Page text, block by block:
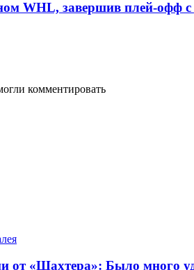
WHL, завершив плей-офф с
комментировать
«Шахтера»: Было много